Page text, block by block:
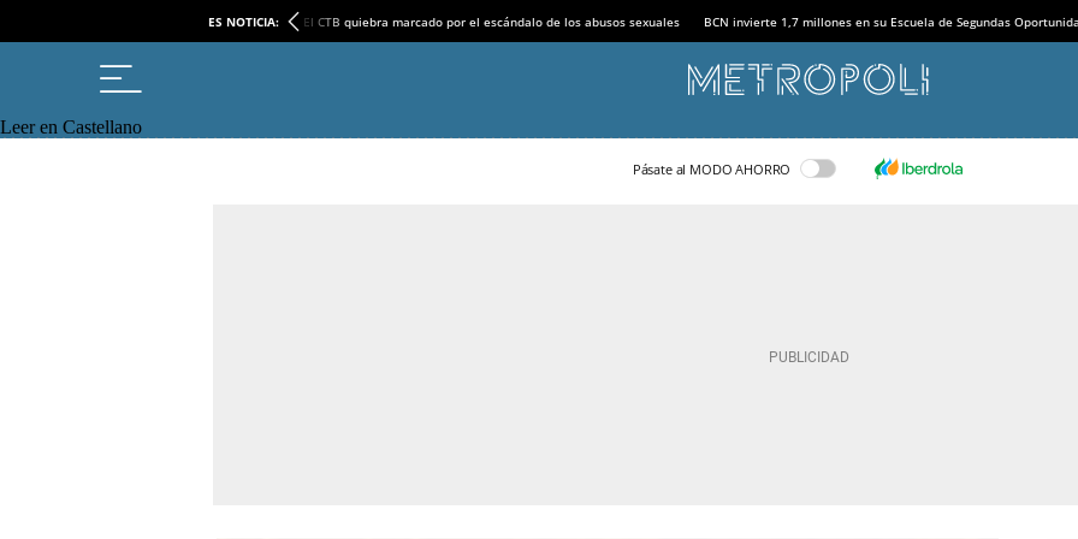
ES NOTICIA: El CTB quiebra marcado por el escándalo de los abusos sexuales BCN invierte 1,7 millones en su Escuela de Segundas
Leer en Castellano
Pásate al MODO AHORRO